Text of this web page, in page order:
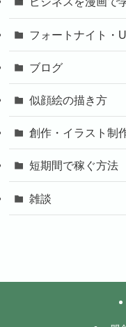
フォートナイト・
ブログ
似顔絵の描き方
創作・イラスト制
短期間で稼ぐ方法
雑談